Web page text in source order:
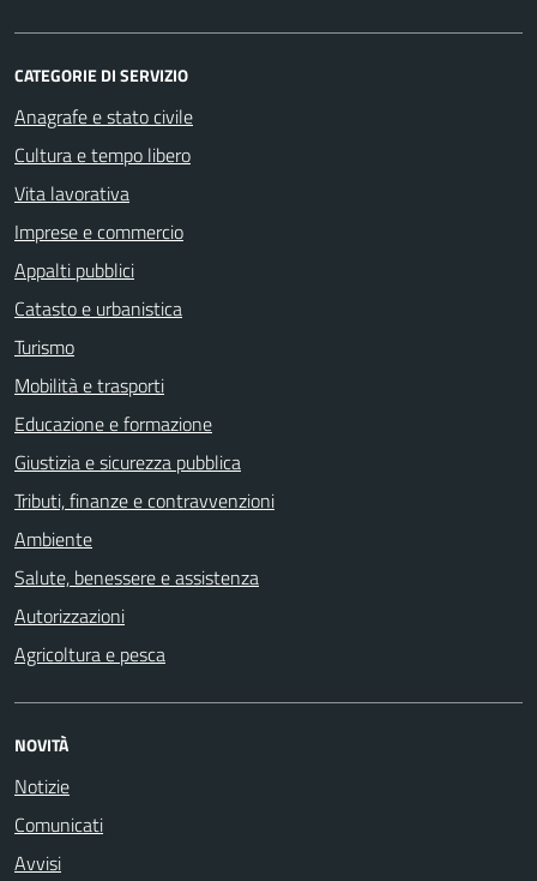
CATEGORIE DI SERVIZIO
Anagrafe e stato civile
Cultura e tempo libero
Vita lavorativa
Imprese e commercio
Appalti pubblici
Catasto e urbanistica
Turismo
Mobilità e trasporti
Educazione e formazione
Giustizia e sicurezza pubblica
Tributi, finanze e contravvenzioni
Ambiente
Salute, benessere e assistenza
Autorizzazioni
Agricoltura e pesca
NOVITÀ
Notizie
Comunicati
Avvisi